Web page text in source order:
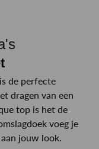
de perfecte
dragen van een
top is het de
voeg je
jouw look.